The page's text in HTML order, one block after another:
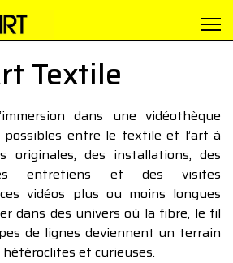
Textile
dans une vidéothèque
entre le textile et l’art à
originales, des installations, des
entretiens et des visites
vidéos plus ou moins longues
dans des univers où la fibre, le fil
de lignes deviennent un terrain
et curieuses.